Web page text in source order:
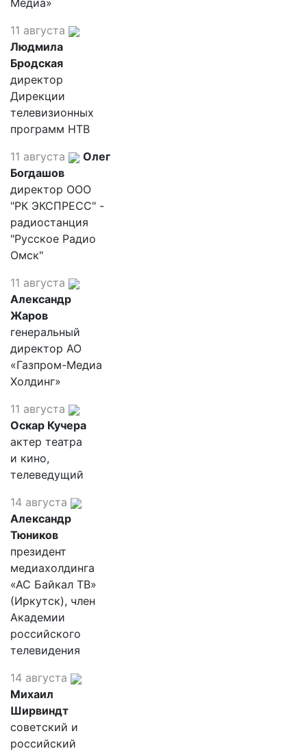
Медиа»
11 августа
Людмила
Бродская
директор
Дирекции
телевизионных
программ НТВ
11 августа
Олег
Богдашов
директор ООО
"РК ЭКСПРЕСС" -
радиостанция
"Русское Радио
Омск"
11 августа
Александр
Жаров
генеральный
директор АО
«Газпром-Медиа
Холдинг»
11 августа
Оскар Кучера
актер театра
и кино,
телеведущий
14 августа
Александр
Тюников
президент
медиахолдинга
«АС Байкал ТВ»
(Иркутск), член
Академии
российского
телевидения
14 августа
Михаил
Ширвиндт
советский и
российский